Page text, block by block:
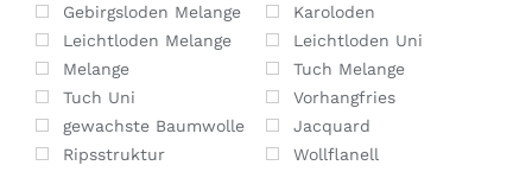
Gebirgsloden Melange
Karoloden
Leichtloden Melange
Leichtloden Uni
Melange
Tuch Melange
Tuch Uni
Vorhangfries
gewachste Baumwolle
Jacquard
Ripsstruktur
Wollflanell